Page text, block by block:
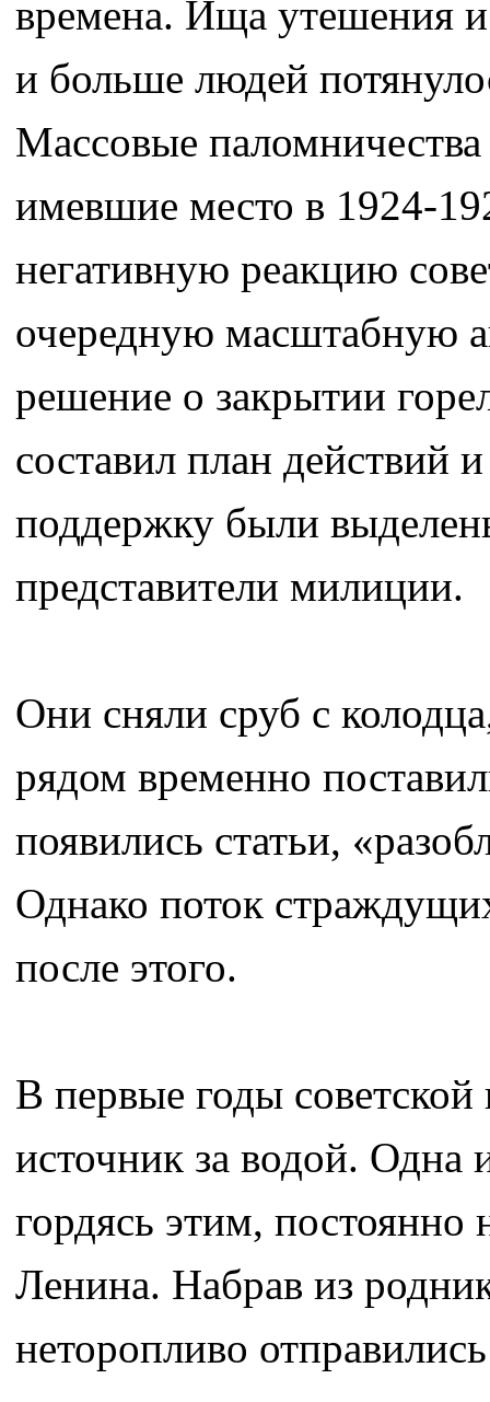
времена. Ища утешения
и больше людей
Массовые
имевшие место в 1924-
негативную реакцию
очередную масштабную
решение о закрытии
составил план действий
поддержку были
представители милиции.
Они сняли сруб с
рядом временно
появились статьи,
Однако поток
после этого.
В первые годы советской
источник за водой. Одна
гордясь этим, постоянно
Ленина. Набрав из
неторопливо